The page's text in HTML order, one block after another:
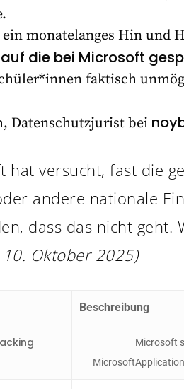
monatelanges Hin und
die bei Microsoft
faktisch
Datenschutzjurist bei
hat versucht, fast die
andere nationale
dass das nicht geht.
10. Oktober 2025)
Beschreibung
Microsoft